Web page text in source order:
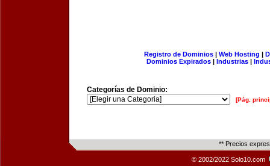
Registro de Dominios| Web Hosting |
Dominios Expirados | Industrias |
Categorías de Dominio:
[Pág.
** Precios
© 2002/2022 Solo10.com